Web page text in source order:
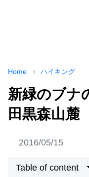
Home ハイキング
新緑のブナ
田黒森山麓
2016/05/15
Table of content